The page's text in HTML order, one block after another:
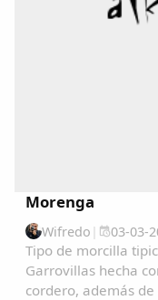
Morenga
Wifredo | 03-03-
Tipo de morcilla
Garrovillas hecha
cordero, además